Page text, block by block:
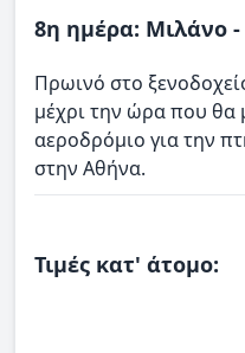
8η ημέρα: Μιλάνο
Πρωινό στο
μέχρι την ώρα που θα
αεροδρόμιο για την
στην Αθήνα.
Τιμές κατ' άτομο: